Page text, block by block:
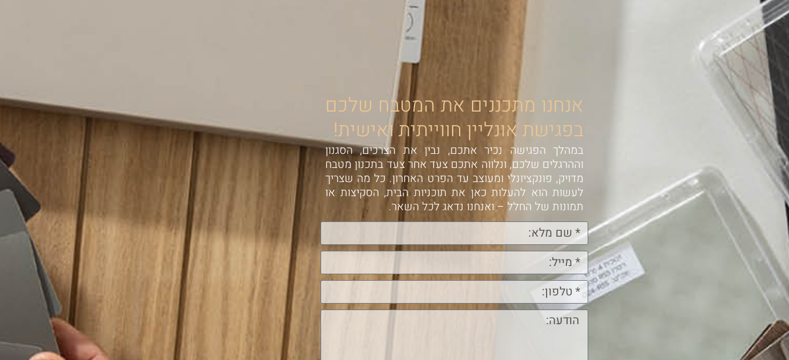
אנחנו מתכננים את המטבח שלכם
בפגישת אונליין חווייתית ואישית!
במהלך הפגישה נכיר אתכם, נבין את הצרכים, הסגנון
וההרגלים שלכם, ונלווה אתכם צעד אחר צעד בתכנון מטבח
מדויק, פונקציונלי ומעוצב עד הפרט האחרון. כל מה שצריך
לעשות הוא להעלות כאן את תוכניות הבית, הסקיצות או
תמונות של החלל – ואנחנו נדאג לכל השאר.